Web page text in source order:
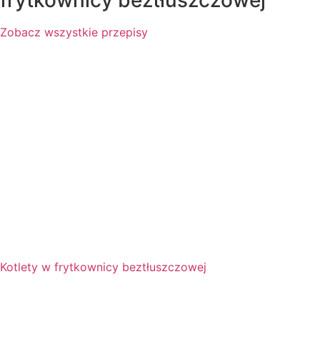
Zobacz wszystkie przepisy
Kotlety w frytkownicy beztłuszczowej